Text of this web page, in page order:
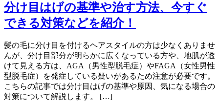
分け目はげの基準や治す方法、今すぐ
できる対策などを紹介！
髪の毛に分け目を付けるヘアスタイルの方は少なくありませ
んが、分け目部分が明らかに広くなっている方や、地肌が透
けて見える方は、AGA（男性型脱毛症）やFAGA（女性男性
型脱毛症）を発症している疑いがあるため注意が必要です。
こちらの記事では分け目はげの基準や原因、気になる場合の
対策について解説します。 […]